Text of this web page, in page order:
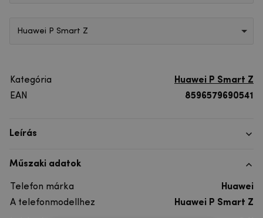
Huawei P Smart Z
Kategória
Huawei P Smart Z
EAN
8596579690541
Leírás
Műszaki adatok
Telefon márka
Huawei
A telefonmodellhez
Huawei P Smart Z